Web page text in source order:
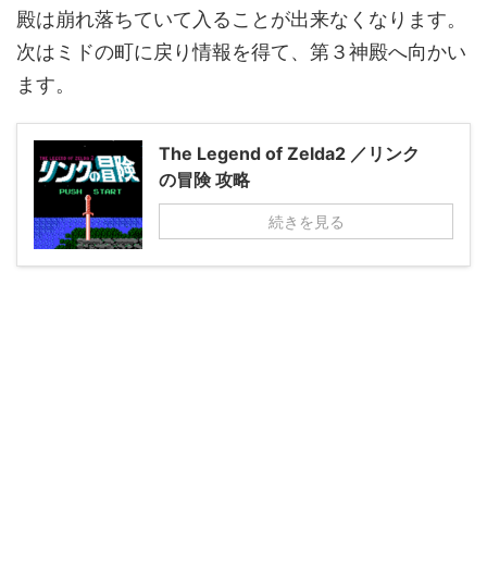
殿は崩れ落ちていて入ることが出来なくなります。
次はミドの町に戻り情報を得て、第３神殿へ向かい
ます。
The Legend of Zelda2 ／リンク
の冒険 攻略
続きを見る